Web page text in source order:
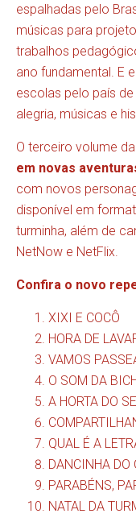
espalhadas pelo
músicas para
trabalhos
ano fundamental. E
escolas pelo país
alegria, músicas e
O terceiro volume
em novas
com novos
disponível em
turminha, além de
NetNow e NetFlix.
Confira o novo
XIXI E COCÔ
HORA DE
VAMOS
O SOM DA
A HORTA DO
QUAL É A
DANCINHA DO
PARABÉNS,
NATAL DA